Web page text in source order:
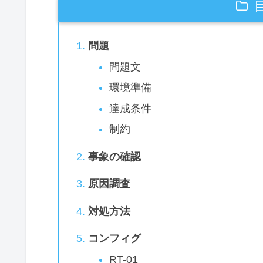
問題
問題文
環境準備
達成条件
制約
事象の確認
原因調査
対処方法
コンフィグ
RT-01